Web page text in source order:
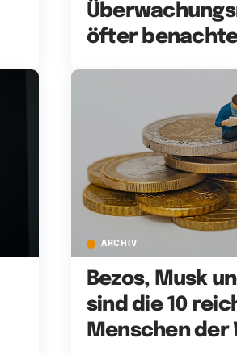
öfter
ARCHIV
Bezos, Musk
sind die 10
Menschen der